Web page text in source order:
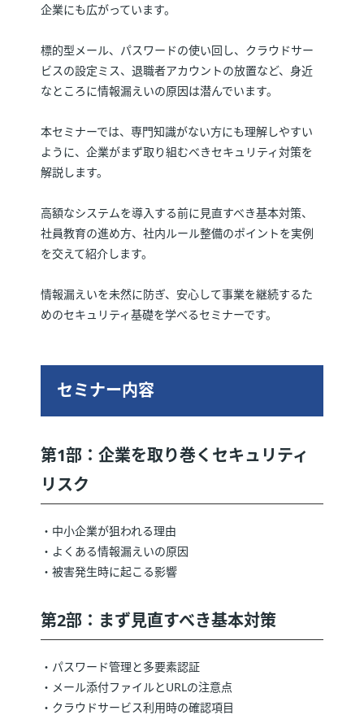
企業にも広がっています。
標的型メール、パスワードの使い回し、クラウドサー
ビスの設定ミス、退職者アカウントの放置など、身近
なところに情報漏えいの原因は潜んでいます。
本セミナーでは、専門知識がない方にも理解しやすい
ように、企業がまず取り組むべきセキュリティ対策を
解説します。
高額なシステムを導入する前に見直すべき基本対策、
社員教育の進め方、社内ルール整備のポイントを実例
を交えて紹介します。
情報漏えいを未然に防ぎ、安心して事業を継続するた
めのセキュリティ基礎を学べるセミナーです。
セミナー内容
第1部：企業を取り巻くセキュリティ
リスク
・中小企業が狙われる理由
・よくある情報漏えいの原因
・被害発生時に起こる影響
第2部：まず見直すべき基本対策
・パスワード管理と多要素認証
・メール添付ファイルとURLの注意点
・クラウドサービス利用時の確認項目